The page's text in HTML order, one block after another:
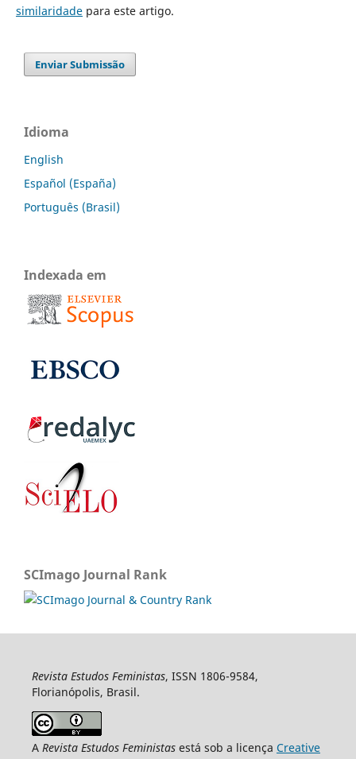
similaridadepara este artigo.
Enviar Submissão
Idioma
English
Español (España)
Português (Brasil)
Indexada em
SCImago Journal Rank
Revista Estudos Feministas, ISSN 1806-9584,
Florianópolis, Brasil.
A Revista Estudos Feministasestá sob a licença Creative